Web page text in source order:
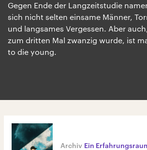
Gegen Ende der Langzeitstudie
sich nicht selten einsame Männer,
und langsames Vergessen. Aber
zum dritten Mal zwanzig wurde, ist
to die young.
Ein